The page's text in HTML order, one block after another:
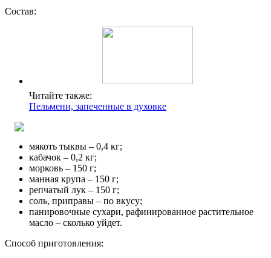
Состав:
Читайте также:
Пельмени, запеченные в духовке
мякоть тыквы – 0,4 кг;
кабачок – 0,2 кг;
морковь – 150 г;
манная крупа – 150 г;
репчатый лук – 150 г;
соль, приправы – по вкусу;
панировочные сухари, рафинированное растительное
масло – сколько уйдет.
Способ приготовления: